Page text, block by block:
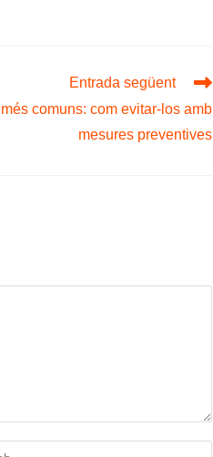
Entrada següent
comuns: com evitar-los amb
mesures preventives